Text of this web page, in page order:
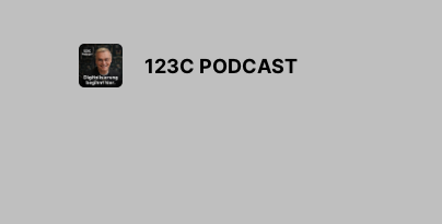
123C PODCAST